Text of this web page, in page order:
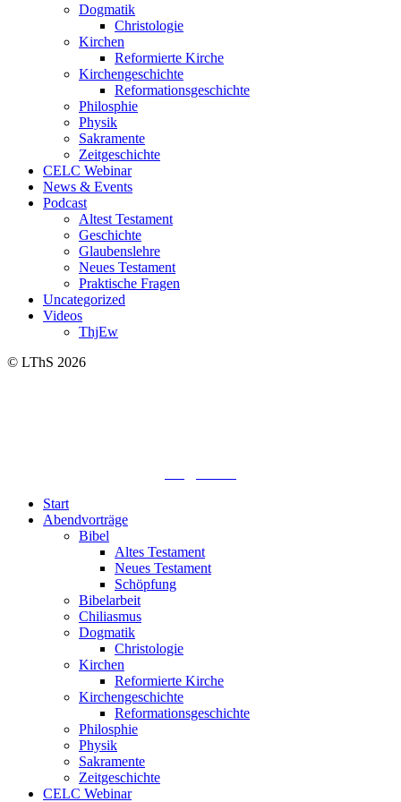
Dogmatik
Christologie
Kirchen
Reformierte Kirche
Kirchengeschichte
Reformationsgeschichte
Philosphie
Physik
Sakramente
Zeitgeschichte
CELC Webinar
News & Events
Podcast
Altest Testament
Geschichte
Glaubenslehre
Neues Testament
Praktische Fragen
Uncategorized
Videos
ThjEw
© LThS 2026
Start
Abendvorträge
Bibel
Altes Testament
Neues Testament
Schöpfung
Bibelarbeit
Chiliasmus
Dogmatik
Christologie
Kirchen
Reformierte Kirche
Kirchengeschichte
Reformationsgeschichte
Philosphie
Physik
Sakramente
Zeitgeschichte
CELC Webinar